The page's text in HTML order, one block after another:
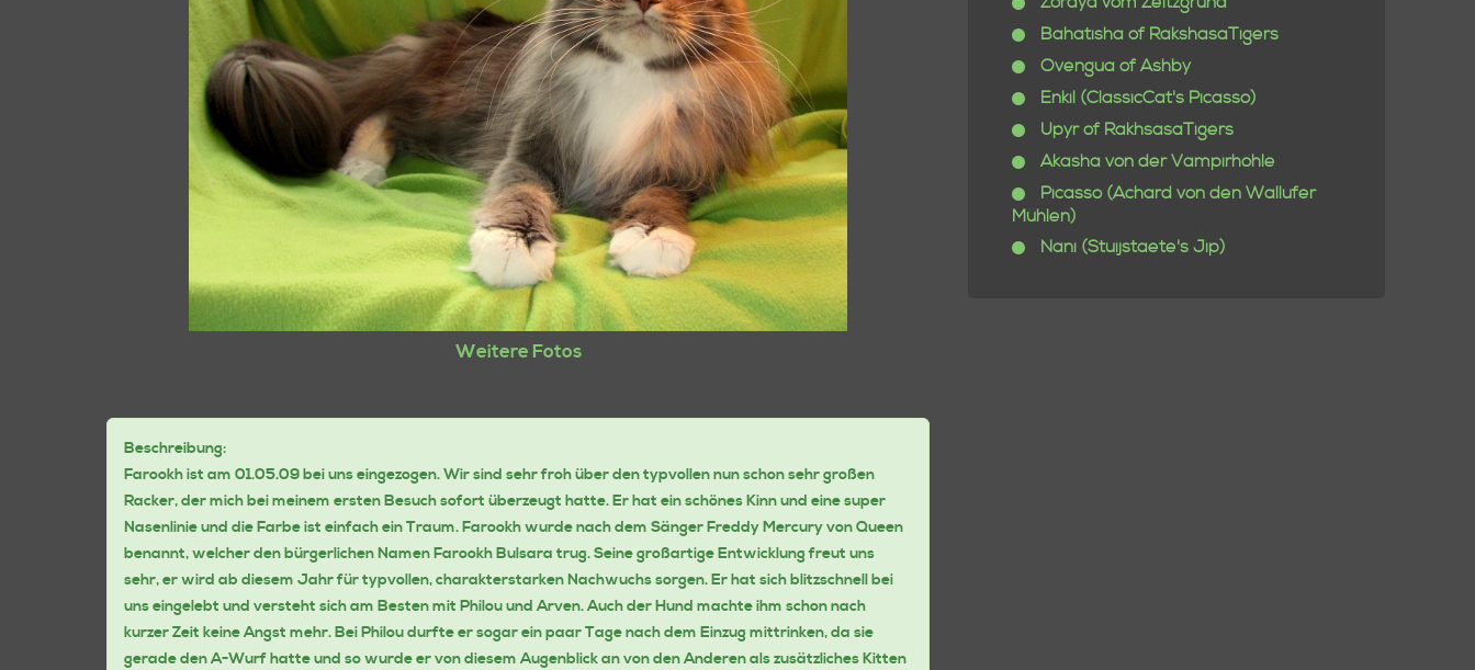
Weitere Fotos
Beschreibung:
Farookh ist am 01.05.09 bei uns eingezogen. Wir sind sehr froh über den typvollen nun schon sehr großen
Racker, der mich bei meinem ersten Besuch sofort überzeugt hatte. Er hat ein schönes Kinn und eine super
Nasenlinie und die Farbe ist einfach ein Traum. Farookh wurde nach dem Sänger Freddy Mercury von Queen
benannt, welcher den bürgerlichen Namen Farookh Bulsara trug. Seine großartige Entwicklung freut uns
sehr, er wird ab diesem Jahr für typvollen, charakterstarken Nachwuchs sorgen. Er hat sich blitzschnell bei
uns eingelebt und versteht sich am Besten mit Philou und Arven. Auch der Hund machte ihm schon nach
kurzer Zeit keine Angst mehr. Bei Philou durfte er sogar ein paar Tage nach dem Einzug mittrinken, da sie
gerade den A-Wurf hatte und so wurde er von diesem Augenblick an von den Anderen als zusätzliches Kitten
Bahatisha of RakshasaTigers
Ovengua of Ashby
Enkil (ClassicCat's Picasso)
Upyr of RakhsasaTigers
Akasha von der Vampirhöhle
Picasso (Achard von den Wallufer
Mühlen)
Nani (Stuijstaete's Jip)